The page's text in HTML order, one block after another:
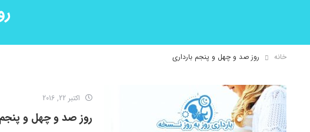
خانه روز صد و چهل و پنجم بارداری
اکتبر 22, 2016
روز صد و چهل و پنجم